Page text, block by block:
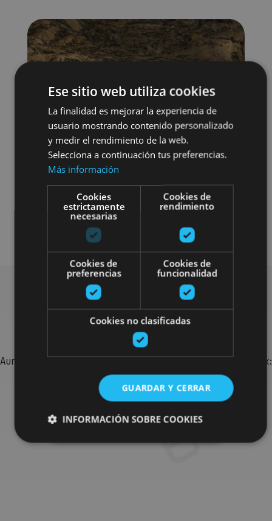
Bilatu plan gehiago
Aurkitu zure bidaia Nafarroan osatzeko planak eta iradokizunak:
jarduera antolatuak, bisitak eta agendaren ekitaldi
garrantzitsuenak.
Ese sitio web utiliza cookies
La finalidad es mejorar la experiencia de
usuario mostrando contenido personalizado
y medir el rendimiento de la web.
Selecciona a continuación tus preferencias.
Más información
Cookies
estrictamente
necesarias
Cookies de
rendimiento
Cookies de
preferencias
Cookies de
funcionalidad
Cookies no clasificadas
GUARDAR Y CERRAR
INFORMACIÓN SOBRE COOKIES